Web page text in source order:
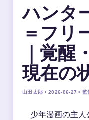
ハンタ
＝フリ
｜覚醒
現在の
山田太郎 • 2026-06-27 • 監
少年漫画の主人